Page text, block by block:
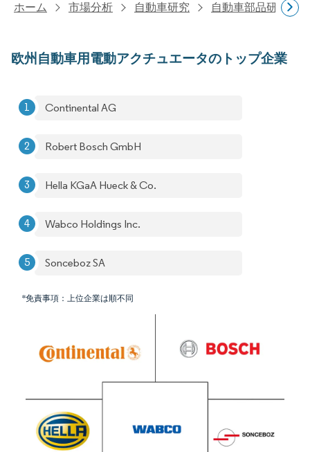
ホーム 市場分析 自動車研究 自動車部品研究
欧州自動車用電動アクチュエータのトップ企業
Continental AG
Robert Bosch GmbH
Hella KGaA Hueck & Co.
Wabco Holdings Inc.
Sonceboz SA
*免責事項：上位企業は順不同